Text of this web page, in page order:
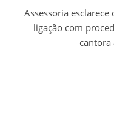
Assessoria
ligação com
cantora